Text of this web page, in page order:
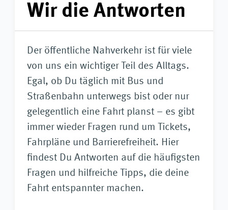
Wir die Antworten
Der öffentliche Nahverkehr ist für viele
von uns ein wichtiger Teil des Alltags.
Egal, ob Du täglich mit Bus und
Straßenbahn unterwegs bist oder nur
gelegentlich eine Fahrt planst – es gibt
immer wieder Fragen rund um Tickets,
Fahrpläne und Barrierefreiheit. Hier
findest Du Antworten auf die häufigsten
Fragen und hilfreiche Tipps, die deine
Fahrt entspannter machen.